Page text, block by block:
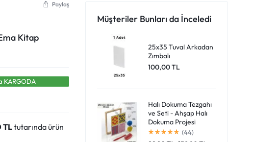
Giriş Yap
Favori Ürünlerim
Sipariş Takibi
Çantan boş
Harika fırsatları kaçırmayın! Alışverişe başlayın
veya eklenen ürünleri görüntülemek için oturum
Mağazadaki Yenilikler
Kuru Boyalar
Kuru Sulu Boya Kalemleri
Ofis Kırtasiye
Tahta Kalemi ve Silgileri
Mürekkepler ve Kartuşlar
Masaüstü Organizlerler
Sprey Boyalar
Kapları Resim Kalemleri
Mataralar
Puzzle Yap-Boz
Boyama Kitapları
Paylaş
Kitap
KARGODA
TLtutarında ürün
Müşteriler Bunları da İnceledi
25x35 Tuval Arkadan
Zımbalı
100,00TL
Halı Dokuma Tezgahı
ve Seti - Ahşap Halı
Dokuma Projesi
(44)